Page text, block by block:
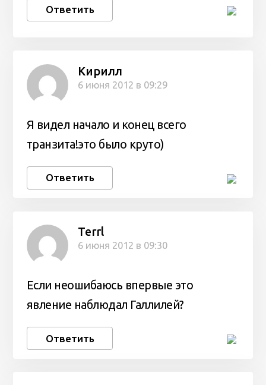
Ответить
Кирилл
6 июня 2012 в 09:29
Я видел начало и конец всего
транзита!это было круто)
Ответить
Terrl
6 июня 2012 в 09:30
Если неошибаюсь впервые это
явление наблюдал Галлилей?
Ответить